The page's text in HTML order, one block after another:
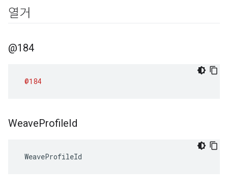
열거
@184
@184
WeaveProfileId
WeaveProfileId